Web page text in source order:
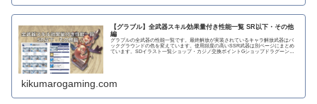
【グラブル】全武器スキル効果量付き性能一覧 SR以下・その他
編
グラブルの全武器の性能一覧です。最終解放が実装されているキャラ解放武器はバ
ックグラウンドの色を変えています。使用頻度の高いSSR武器は別ページにまとめ
ています。SDイラスト一覧ショップ・カジノ交換ポイントGショップドラグーンラ
kikumarogaming.com